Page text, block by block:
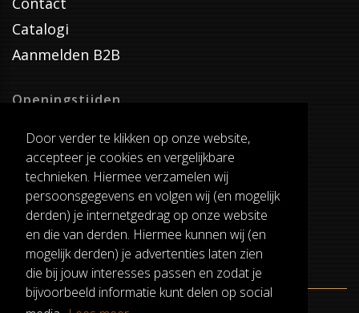
Door verder te klikken op onze website,
accepteer je cookies en vergelijkbare
technieken. Hiermee verzamelen wij
persoonsgegevens en volgen wij (en mogelijk
derden) je internetgedrag op onze website
en die van derden. Hiermee kunnen wij (en
mogelijk derden) je advertenties laten zien
die bij jouw interesses passen en zodat je
bijvoorbeeld informatie kunt delen op social
Catalogi
Aanmelden B2B
Openingstijden
Dinsdag T/M Zaterdag
van 8:00-17:00
Verzenddagen
Dinsdag T/M Vrijdag
Pauze
12:30-13:00